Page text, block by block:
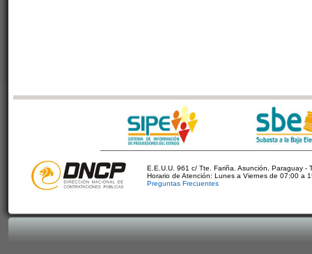
E.E.U.U. 961 c/ Tte. Fariña. Asunción, Paraguay -
Horario de Atención: Lunes a Viernes de 07:00 a
Preguntas Frecuentes